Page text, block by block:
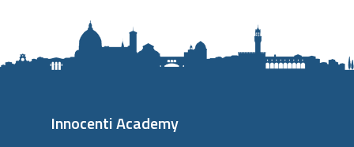
Innocenti Academy